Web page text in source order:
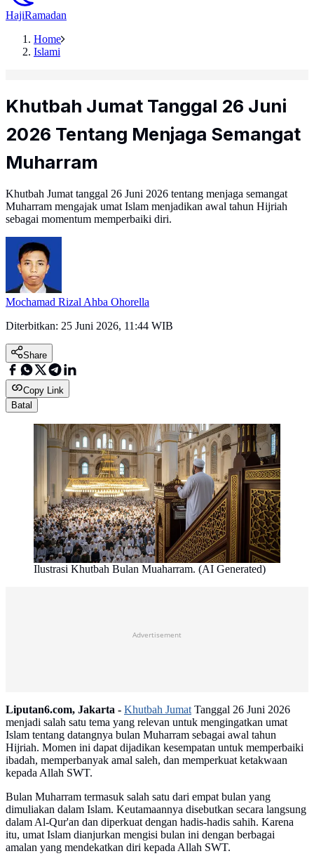
HajiRamadan
Home
Islami
Khutbah Jumat Tanggal 26 Juni
2026 Tentang Menjaga Semangat
Muharram
Khutbah Jumat tanggal 26 Juni 2026 tentang menjaga semangat
Muharram mengajak umat Islam menjadikan awal tahun Hijriah
sebagai momentum memperbaiki diri.
Mochamad Rizal Ahba Ohorella
Diterbitkan: 25 Juni 2026, 11:44 WIB
Share
Copy Link
Batal
Ilustrasi Khutbah Bulan Muaharram. (AI Generated)
Advertisement
Liputan6.com, Jakarta - Khutbah JumatTanggal 26 Juni 2026
menjadi salah satu tema yang relevan untuk mengingatkan umat
Islam tentang datangnya bulan Muharram sebagai awal tahun
Hijriah. Momen ini dapat dijadikan kesempatan untuk memperbaiki
ibadah, memperbanyak amal saleh, dan memperkuat ketakwaan
kepada Allah SWT.
Bulan Muharram termasuk salah satu dari empat bulan yang
dimuliakan dalam Islam. Keutamaannya disebutkan secara langsung
dalam Al-Qur'an dan diperkuat dengan hadis-hadis sahih. Karena
itu, umat Islam dianjurkan mengisi bulan ini dengan berbagai
amalan yang mendekatkan diri kepada Allah SWT.